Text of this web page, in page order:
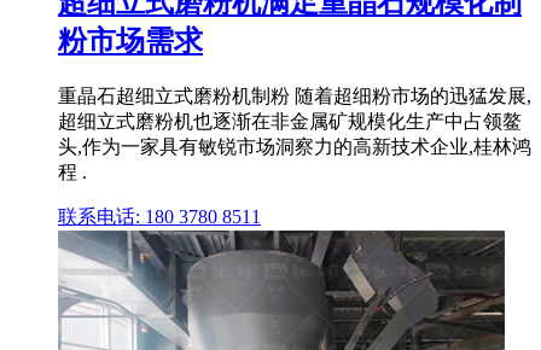
粉市场需求
重晶石超细立式磨粉机制粉 随着超细粉市场的迅猛发展,
超细立式磨粉机也逐渐在非金属矿规模化生产中占领鳌
头,作为一家具有敏锐市场洞察力的高新技术企业,桂林鸿
程 .
联系电话: 180 3780 8511